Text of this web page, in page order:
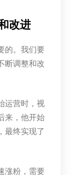
改进
的。我们要
断调整和改
运营时，视
来，他开始
最终实现了
涨粉，需要